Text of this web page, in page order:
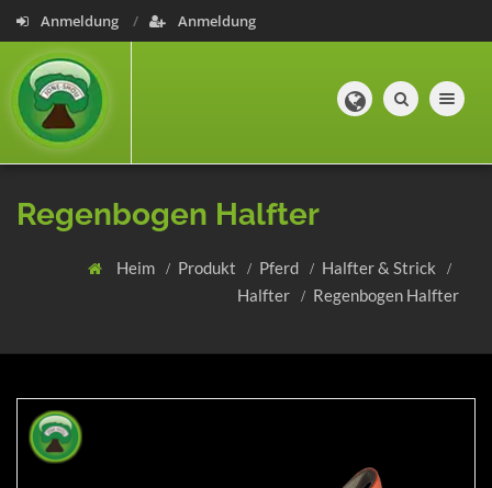
Anmeldung Anmeldung
Toggle
Regenbogen Halfter
Heim Produkt Pferd
Halfter & Strick
Halfter
Regenbogen Halfter